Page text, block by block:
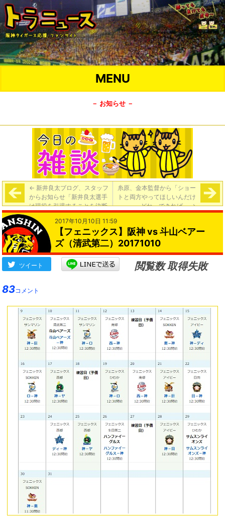
MENU
－ お知らせ －
← 新井良太ブログ、スタッフ
からお知らせ「新井良太選手
は現役を引退することを決断
いたしました。」「本人から
改めてブログを更新する予定
です」
糸原、金本監督から「ショー
トと両方やってほしいんだけ
どね、できれば」→
2017年10月10日 11:59
【フェニックス】阪神 vs 斗山ベアー
ズ（清武第二）20171010
ツイート
閲覧数 取得失敗
83コメント